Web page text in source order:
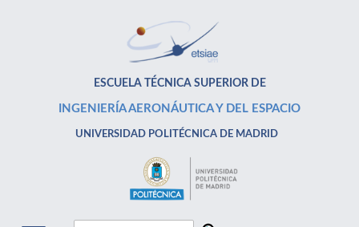
ESCUELA TÉCNICA SUPERIOR DE
INGENIERÍA AERONÁUTICA Y DEL ESPACIO
UNIVERSIDAD POLITÉCNICA DE MADRID